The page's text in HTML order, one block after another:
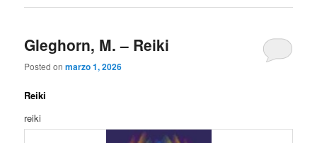
Gleghorn, M. – Reiki
Posted onmarzo 1, 2026
Reiki
reiki